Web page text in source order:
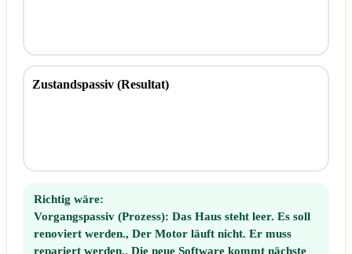
Zustandspassiv (Resultat)
Richtig wäre:
Vorgangspassiv (Prozess): Das Haus steht leer. Es soll
renoviert werden., Der Motor läuft nicht. Er muss
repariert werden., Die neue Software kommt nächste